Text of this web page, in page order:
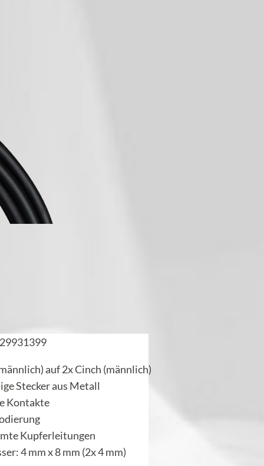
auf 2x Cinch (männlich)
Stecker aus Metall
Kontakte
Kupferleitungen
4 mm x 8 mm (2x 4 mm)